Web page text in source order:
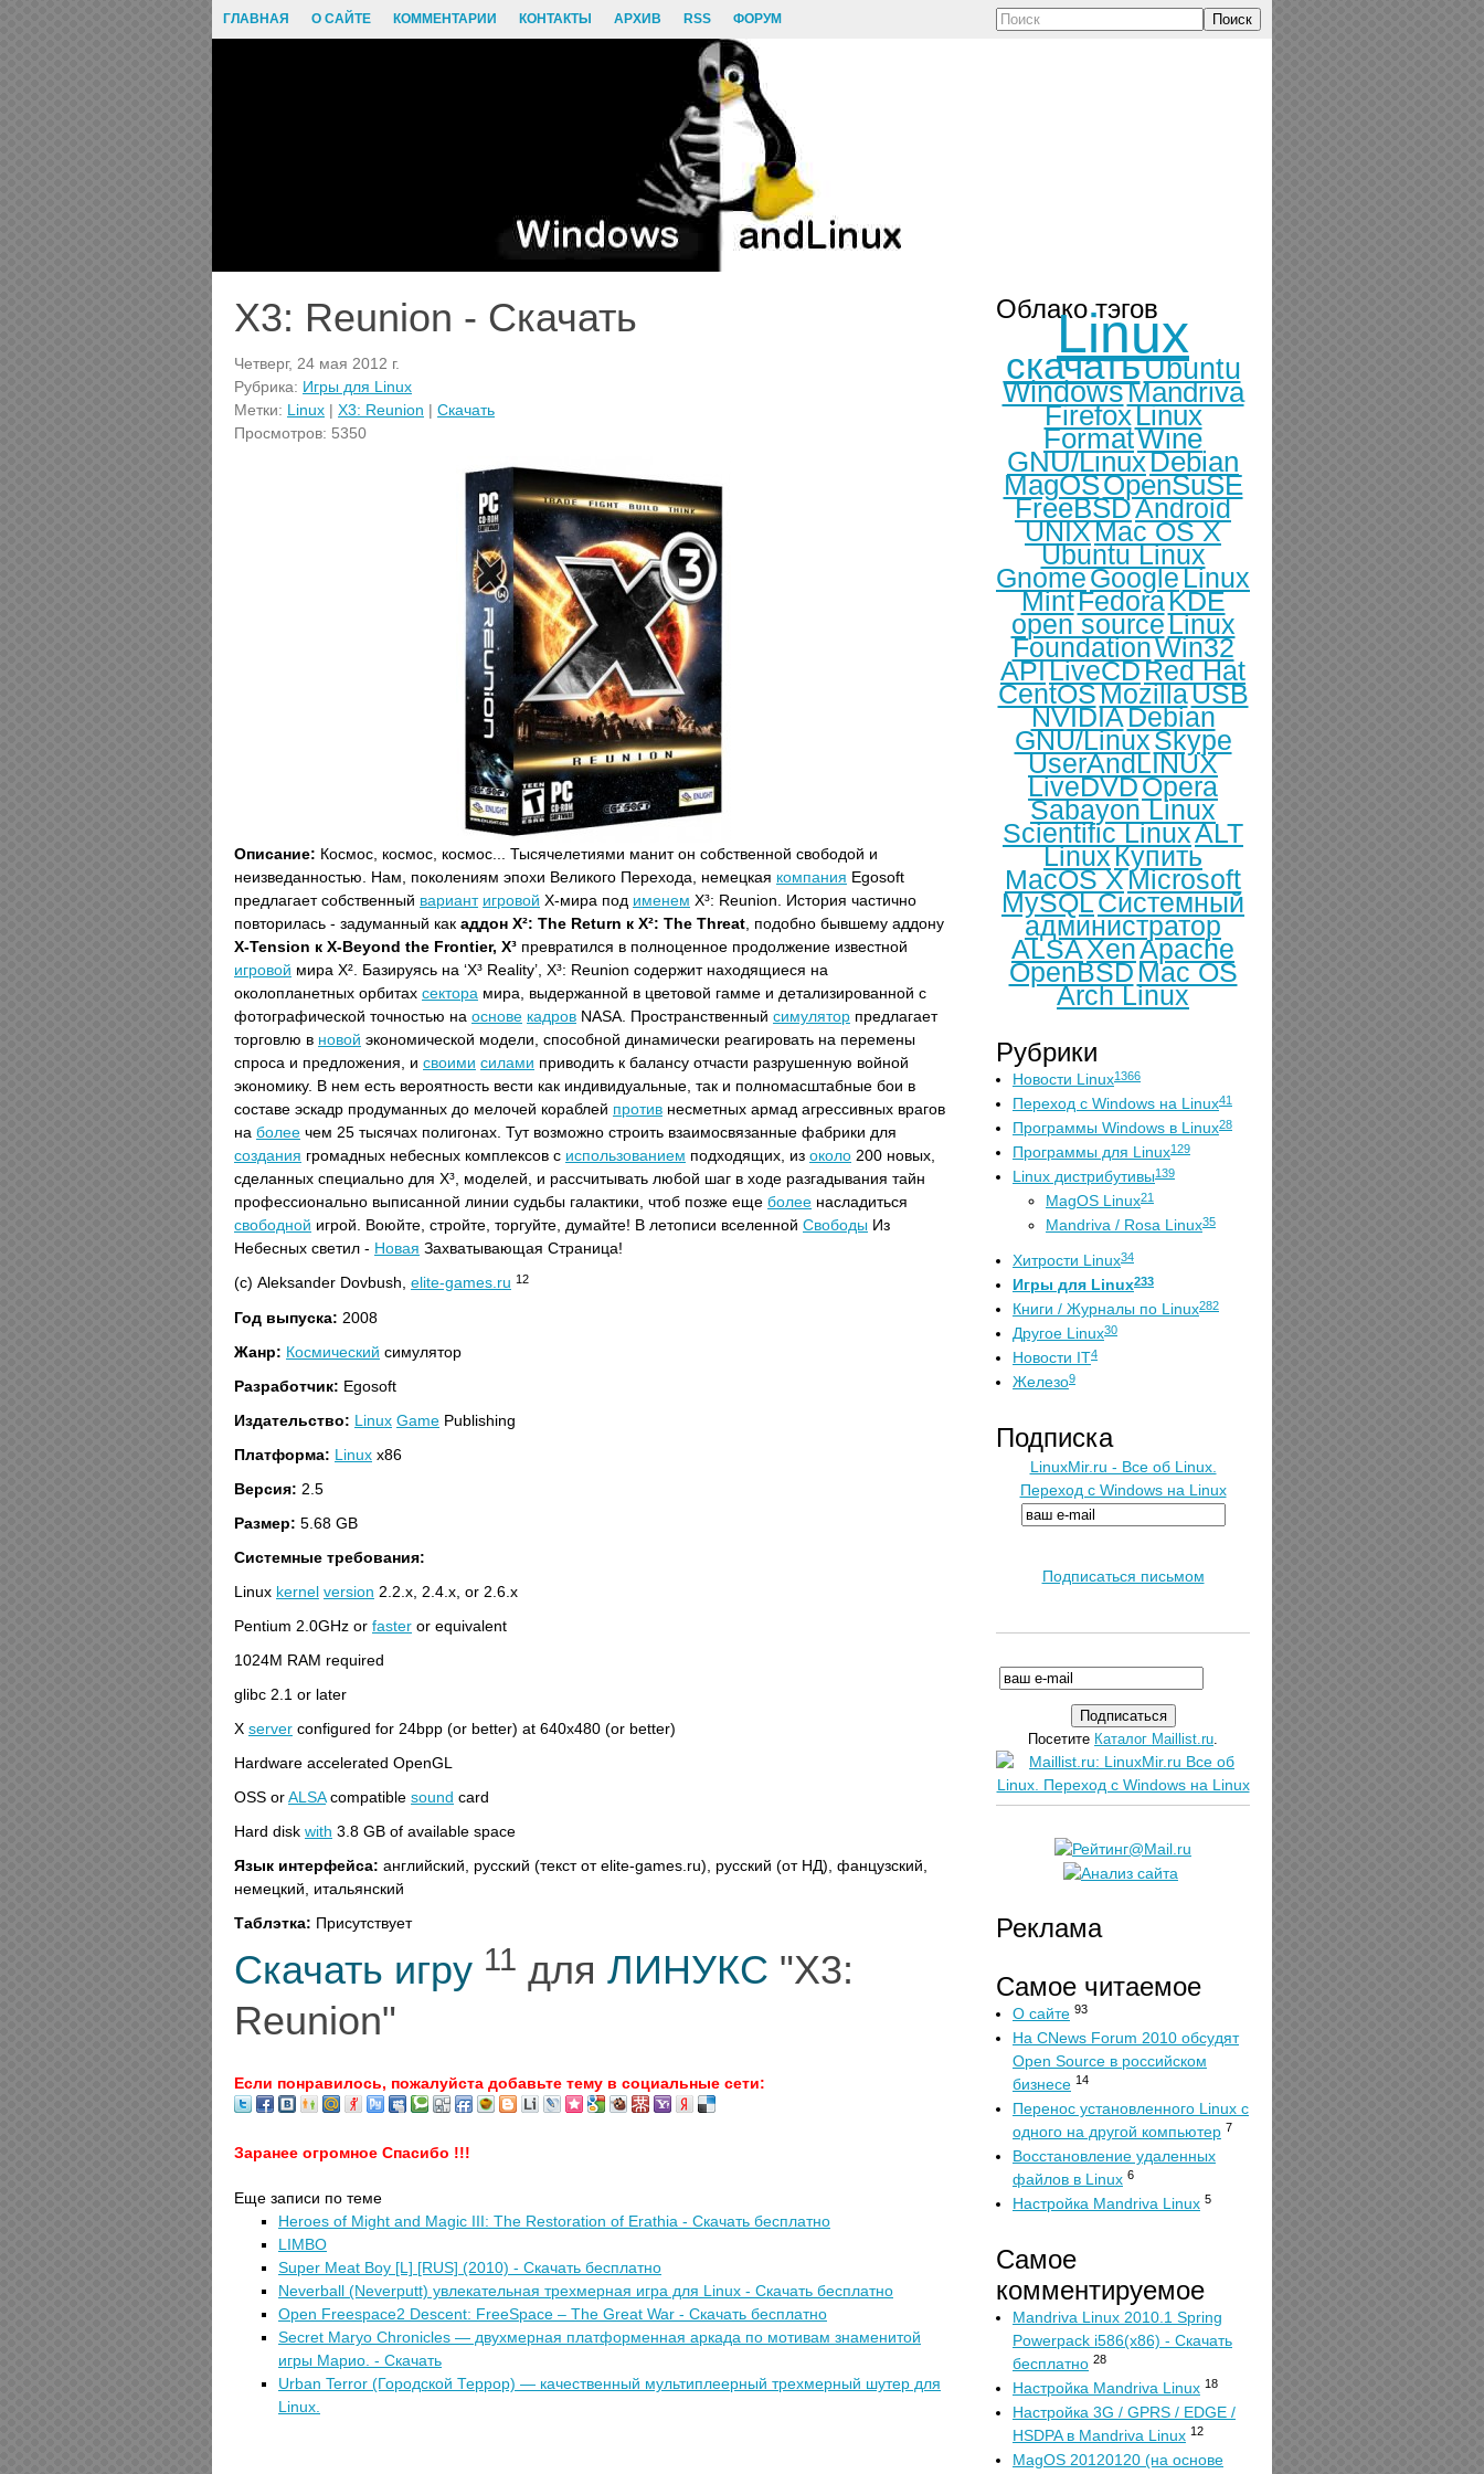
ГЛАВНАЯ О САЙТЕ КОММЕНТАРИИ КОНТАКТЫ АРХИВ RSS ФОРУМ Поиск
X3: Reunion - Скачать
Четверг, 24 мая 2012 г.
Рубрика: Игры для Linux
Метки: Linux | X3: Reunion | Скачать
Просмотров: 5350
Описание: Космос, космос, космос... Тысячелетиями манит он собственной свободой и
неизведанностью. Нам, поколениям эпохи Великого Перехода, немецкая компания Egosoft
предлагает собственный вариант игровой Х-мира под именем X³: Reunion. История частично
повторилась - задуманный как аддон X²: The Return к X²: The Threat , подобно бывшему аддону
X-Tension к X-Beyond the Frontier, X³ превратился в полноценное продолжение известной
игровой мира X². Базируясь на ‘X³ Reality’, X³: Reunion содержит находящиеся на
околопланетных орбитах сектора мира, выдержанной в цветовой гамме и детализированной с
фотографической точностью на основе кадров NASA. Пространственный симулятор предлагает
торговлю в новой экономической модели, способной динамически реагировать на перемены
спроса и предложения, и своими силами приводить к балансу отчасти разрушенную войной
экономику. В нем есть вероятность вести как индивидуальные, так и полномасштабные бои в
составе эскадр продуманных до мелочей кораблей против несметных армад агрессивных врагов
на более чем 25 тысячах полигонах. Тут возможно строить взаимосвязанные фабрики для
создания громадных небесных комплексов с использованием подходящих, из около 200 новых,
сделанных специально для X³, моделей, и рассчитывать любой шаг в ходе разгадывания тайн
профессионально выписанной линии судьбы галактики, чтоб позже еще более насладиться
свободной игрой. Воюйте, стройте, торгуйте, думайте! В летописи вселенной Свободы Из
Небесных светил - Новая Захватывающая Страница!
(с) Aleksander Dovbush, elite-games.ru 12
Год выпуска: 2008
Жанр: Космический симулятор
Разработчик: Egosoft
Издательство: Linux Game Publishing
Платформа: Linux x86
Версия: 2.5
Размер: 5.68 GB
Системные требования:
Linux kernel version 2.2.x, 2.4.x, or 2.6.x
Pentium 2.0GHz or faster or equivalent
1024M RAM required
glibc 2.1 or later
X server configured for 24bpp (or better) at 640x480 (or better)
Hardware accelerated OpenGL
OSS orALSAcompatible sound card
Hard disk with 3.8 GB of available space
Язык интерфейса: английский, русский (текст от elite-games.ru), русский (от НД), фанцузский,
немецкий, итальянский
Таблэтка: Присутствует
Скачать игру 11 для ЛИНУКС "X3:
Reunion"
Если понравилось, пожалуйста добавьте тему в социальные сети:
Заранее огромное Спасибо !!!
Еще записи по теме
Heroes of Might and Magic III: The Restoration of Erathia - Скачать бесплатно
LIMBO
Super Meat Boy [L] [RUS] (2010) - Скачать бесплатно
Neverball (Neverputt) увлекательная трехмерная игра для Linux - Скачать бесплатно
Open Freespace2 Descent: FreeSpace – The Great War - Скачать бесплатно
Secret Maryo Chronicles — двухмерная платформенная аркада по мотивам знаменитой
игры Марио. - Скачать
Urban Terror (Городской Террор) — качественный мультиплеерный трехмерный шутер для
Linux.
Облако тэгов
Linux
скачатьUbuntu
WindowsMandriva
FirefoxLinux
FormatWine
GNU/LinuxDebian
MagOSOpenSuSE
FreeBSDAndroid
UNIXMac OS X
Ubuntu Linux
GnomeGoogleLinux
MintFedoraKDE
open sourceLinux
FoundationWin32
APILiveCDRed Hat
CentOSMozillaUSB
NVIDIADebian
GNU/LinuxSkype
UserAndLINUX
LiveDVDOpera
Sabayon Linux
Scientific LinuxALT
LinuxКупить
MacOS XMicrosoft
MySQLСистемный
администратор
ALSAXenApache
OpenBSD Mac OS
Arch Linux
Рубрики
Новости Linux1366
Переход с Windows на Linux41
Программы Windows в Linux28
Программы для Linux129
Linux дистрибутивы139
MagOS Linux21
Mandriva / Rosa Linux35
Хитрости Linux34
Игры для Linux233
Книги / Журналы по Linux282
Другое Linux30
Новости IT4
Железо9
Подписка
LinuxMir.ru - Все об Linux.
Переход с Windows на Linux
Подписаться письмом
Посетите Каталог Maillist.ru.
Реклама
Самое читаемое
О сайте 93
На CNews Forum 2010 обсудят
Open Source в российском
бизнесе 14
Перенос установленного Linux с
одного на другой компьютер 7
Восстановление удаленных
файлов в Linux 6
Настройка Mandriva Linux 5
Самое
комментируемое
Mandriva Linux 2010.1 Spring
Powerpack i586(x86) - Скачать
бесплатно 28
Настройка Mandriva Linux 18
Настройка 3G / GPRS / EDGE /
HSDPA в Mandriva Linux 12
MagOS 20120120 (на основе